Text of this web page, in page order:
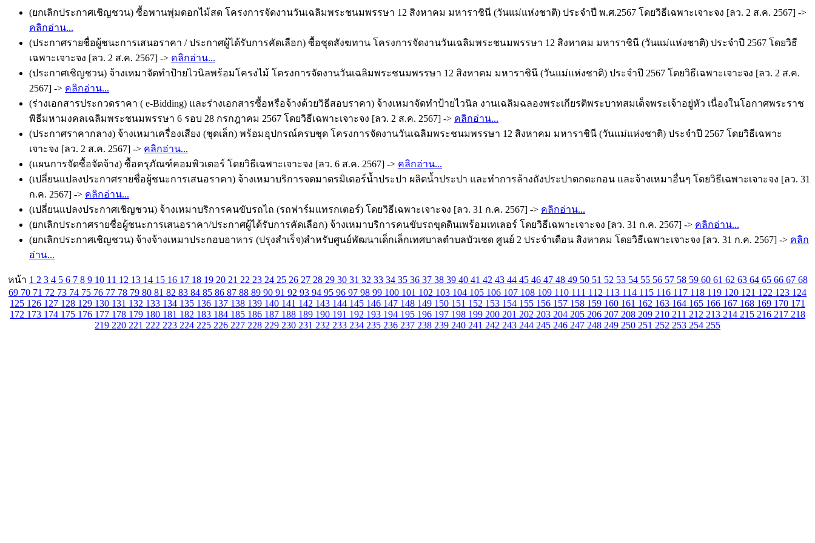
(ยกเลิกประกาศเชิญชวน) ซื้อพานพุ่มดอกไม้สด โครงการจัดงานวันเฉลิมพระชนมพรรษา 12 สิงหาคม มหาราชินี (วันแม่แห่งชาติ) ประจำปี พ.ศ.2567 โดยวิธีเฉพาะเจาะจง [ลว. 2 ส.ค. 2567] ->
คลิกอ่าน...
(ประกาศรายชื่อผู้ชนะการเสนอราคา / ประกาศผู้ได้รับการคัดเลือก) ซื้อชุดสังฆทาน โครงการจัดงานวันเฉลิมพระชนมพรรษา 12 สิงหาคม มหาราชินี (วันแม่แห่งชาติ) ประจำปี 2567 โดยวิธี
เฉพาะเจาะจง [ลว. 2 ส.ค. 2567] -> คลิกอ่าน...
(ประกาศเชิญชวน) จ้างเหมาจัดทำป้ายไวนิลพร้อมโครงไม้ โครงการจัดงานวันเฉลิมพระชนมพรรษา 12 สิงหาคม มหาราชินี (วันแม่แห่งชาติ) ประจำปี 2567 โดยวิธีเฉพาะเจาะจง [ลว. 2 ส.ค.
2567] -> คลิกอ่าน...
(ร่างเอกสารประกวดราคา ( e-Bidding) และร่างเอกสารซื้อหรือจ้างด้วยวิธีสอบราคา) จ้างเหมาจัดทำป้ายไวนิล งานเฉลิมฉลองพระเกียรติพระบาทสมเด็จพระเจ้าอยู่หัว เนื่องในโอกาศพระราช
พิธีมหามงคลเฉลิมพระชนมพรรษา 6 รอบ 28 กรกฎาคม 2567 โดยวิธีเฉพาะเจาะจง [ลว. 2 ส.ค. 2567] -> คลิกอ่าน...
(ประกาศราคากลาง) จ้างเหมาเครื่องเสียง (ชุดเล็ก) พร้อมอุปกรณ์ครบชุด โครงการจัดงานวันเฉลิมพระชนมพรรษา 12 สิงหาคม มหาราชินี (วันแม่แห่งชาติ) ประจำปี 2567 โดยวิธีเฉพาะ
เจาะจง [ลว. 2 ส.ค. 2567] -> คลิกอ่าน...
(แผนการจัดซื้อจัดจ้าง) ซื้อครุภัณฑ์คอมพิวเตอร์ โดยวิธีเฉพาะเจาะจง [ลว. 6 ส.ค. 2567] -> คลิกอ่าน...
(เปลี่ยนแปลงประกาศรายชื่อผู้ชนะการเสนอราคา) จ้างเหมาบริการจดมาตรมิเตอร์น้ำประปา ผลิตน้ำประปา และทำการล้างถังประปาตกตะกอน และจ้างเหมาอื่นๆ โดยวิธีเฉพาะเจาะจง [ลว. 31
ก.ค. 2567] -> คลิกอ่าน...
(เปลี่ยนแปลงประกาศเชิญชวน) จ้างเหมาบริการคนขับรถไถ (รถฟาร์มแทรกเตอร์) โดยวิธีเฉพาะเจาะจง [ลว. 31 ก.ค. 2567] -> คลิกอ่าน...
(ยกเลิกประกาศรายชื่อผู้ชนะการเสนอราคา/ประกาศผู้ได้รับการคัดเลือก) จ้างเหมาบริการคนขับรถขุดดินเพร้อมเทเลอร์ โดยวิธีเฉพาะเจาะจง [ลว. 31 ก.ค. 2567] -> คลิกอ่าน...
(ยกเลิกประกาศเชิญชวน) จ้างจ้างเหมาประกอบอาหาร (ปรุงสำเร็จ)สำหรับศูนย์พัฒนาเด็กเล็กเทศบาลตำบลบัวเชด ศูนย์ 2 ประจำเดือน สิงหาคม โดยวิธีเฉพาะเจาะจง [ลว. 31 ก.ค. 2567] -> คลิก
อ่าน...
หน้า 1 2 3 4 5 6 7 8 9 10 11 12 13 14 15 16 17 18 19 20 21 22 23 24 25 26 27 28 29 30 31 32 33 34 35 36 37 38 39 40 41 42 43 44 45 46 47 48 49 50 51 52 53 54 55 56 57 58 59 60 61 62 63 64 65 66 67 68
69 70 71 72 73 74 75 76 77 78 79 80 81 82 83 84 85 86 87 88 89 90 91 92 93 94 95 96 97 98 99 100 101 102 103 104 105 106 107 108 109 110 111 112 113 114 115 116 117 118 119 120 121 122 123 124
125 126 127 128 129 130 131 132 133 134 135 136 137 138 139 140 141 142 143 144 145 146 147 148 149 150 151 152 153 154 155 156 157 158 159 160 161 162 163 164 165 166 167 168 169 170 171
172 173 174 175 176 177 178 179 180 181 182 183 184 185 186 187 188 189 190 191 192 193 194 195 196 197 198 199 200 201 202 203 204 205 206 207 208 209 210 211 212 213 214 215 216 217 218
219 220 221 222 223 224 225 226 227 228 229 230 231 232 233 234 235 236 237 238 239 240 241 242 243 244 245 246 247 248 249 250 251 252 253 254 255